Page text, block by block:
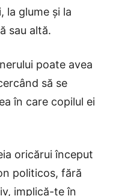
la glume și la
sau altă.
poate avea
să se
în care copilul ei
oricărui început
politicos, fără
implică-te în